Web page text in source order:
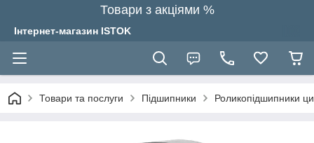
Товари з акціями %
Інтернет-магазин ISTOK
Товари та послуги Підшипники Роликопідшипники